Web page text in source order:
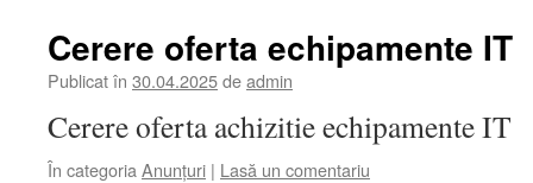
Cerere oferta echipamente IT
Publicat în 30.04.2025deadmin
Cerere oferta achizitie echipamente IT
În categoria Anunțuri | Lasă un comentariu